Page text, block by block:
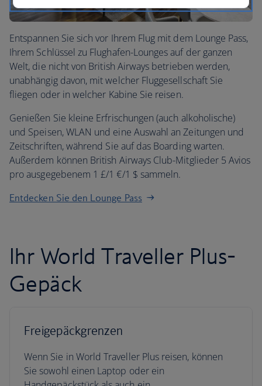
Entspannen Sie sich vor Ihrem Flug mit dem Lounge Pass,
Ihrem Schlüssel zu Flughafen-Lounges auf der ganzen
Welt, die nicht von British Airways betrieben werden,
unabhängig davon, mit welcher Fluggesellschaft Sie
fliegen oder in welcher Kabine Sie reisen.
Genießen Sie kleine Erfrischungen (auch alkoholische)
und Speisen, WLAN und eine Auswahl an Zeitungen und
Zeitschriften, während Sie auf das Boarding warten.
Außerdem können British Airways Club-Mitglieder 5 Avios
pro ausgegebenem 1 £/1 €/1 $ sammeln.
Entdecken Sie den Lounge Pass
Ihr World Traveller Plus-
Gepäck
Freigepäckgrenzen
Wenn Sie in World Traveller Plus reisen, können
Sie sowohl einen Laptop oder ein